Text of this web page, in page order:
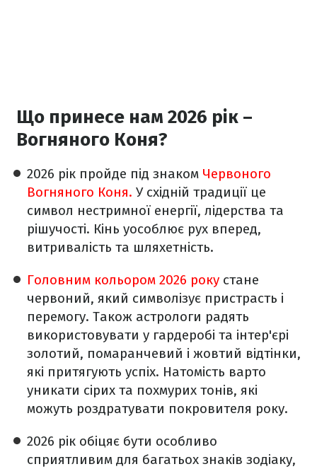
Що принесе нам 2026 рік –
Вогняного Коня?
2026 рік пройде під знаком Червоного
Вогняного Коня. У східній традиції це
символ нестримної енергії, лідерства та
рішучості. Кінь уособлює рух вперед,
витривалість та шляхетність.
Головним кольором 2026 року стане
червоний, який символізує пристрасть і
перемогу. Також астрологи радять
використовувати у гардеробі та інтер'єрі
золотий, помаранчевий і жовтий відтінки,
які притягують успіх. Натомість варто
уникати сірих та похмурих тонів, які
можуть роздратувати покровителя року.
2026 рік обіцяє бути особливо
сприятливим для багатьох знаків зодіаку,